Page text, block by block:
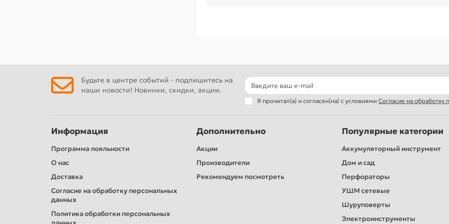
Будьте в центре событий - подпишитесь на
наши новости! Новинки, скидки, акции.
Я прочитал(а) и согласен(на) с условиями Согласие на обработку
Информация
Программа лояльности
О нас
Доставка
Согласие на обработку персональных
данных
Политика обработки персональных
Дополнительно
Акции
Производители
Рекомендуем посмотреть
Популярные категории
Аккумуляторный инструмент
Дом и сад
Перфораторы
УШМ сетевые
Шуруповерты
Электроинструменты